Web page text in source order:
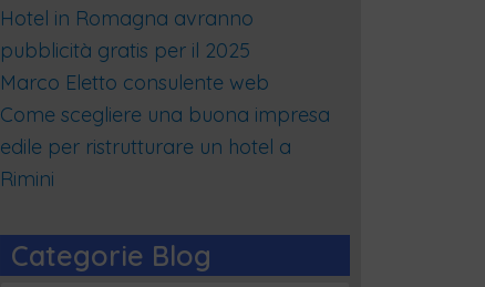
Hotel in Romagna avranno
pubblicità gratis per il 2025
Marco Eletto consulente web
Come scegliere una buona impresa
edile per ristrutturare un hotel a
Rimini
Categorie Blog